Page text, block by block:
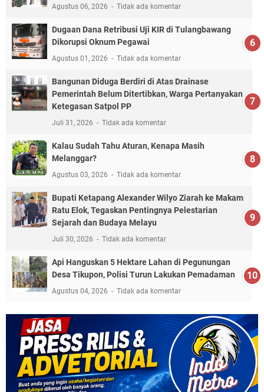
Agustus 06, 2026 Tidak ada komentar
Dugaan Dana Retribusi Uji KIR di Tulangbawang
Dikorupsi Oknum Pegawai
Agustus 01, 2026 Tidak ada komentar
Bangunan Diduga Berdiri di Atas Drainase
Pemerintah Belum Ditertibkan, Warga Pertanyakan
Ketegasan Satpol PP
Juli 31, 2026 Tidak ada komentar
Kalau Sudah Tahu Aturan, Kenapa Masih
Melanggar?
Agustus 03, 2026 Tidak ada komentar
Bupati Ketapang Alexander Wilyo Ziarah ke Makam
Ratu Elok, Tegaskan Pentingnya Pelestarian
Sejarah dan Budaya Melayu
Juli 30, 2026 Tidak ada komentar
Api Hanguskan 5 Hektare Lahan di Pegunungan
Desa Tikupon, Polisi Turun Lakukan Pemadaman
Agustus 04, 2026 Tidak ada komentar